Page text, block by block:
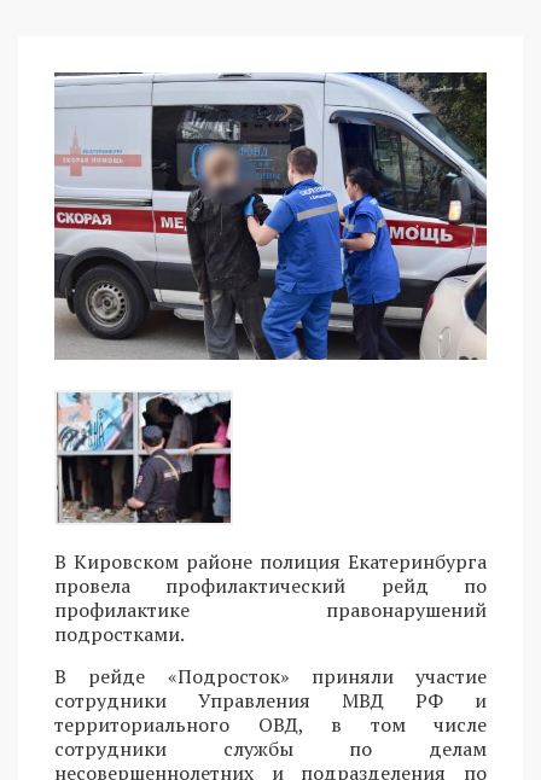
В Кировском районе полиция Екатеринбурга
провела профилактический рейд по
профилактике правонарушений
подростками.
В рейде «Подросток» приняли участие
сотрудники Управления МВД РФ и
территориального ОВД, в том числе
сотрудники службы по делам
несовершеннолетних и подразделения по